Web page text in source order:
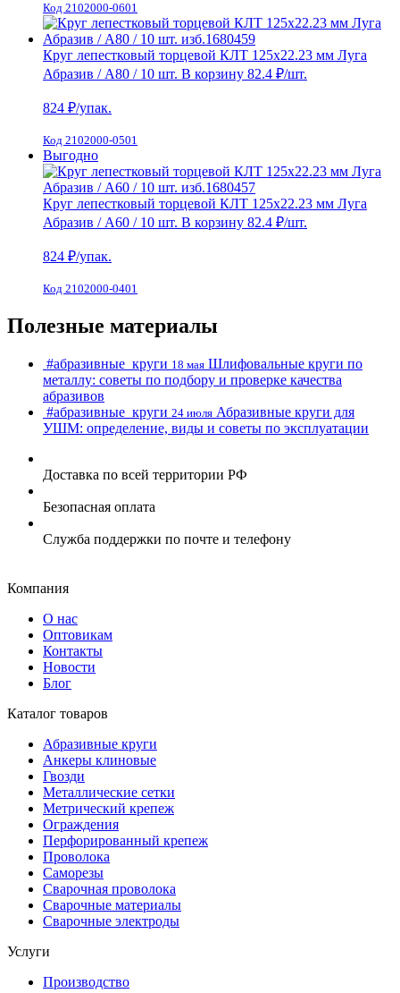
Код 2102000-0601
Круг лепестковый торцевой КЛТ 125х22.23 мм Луга
Абразив / А80 / 10 шт. В корзину 82.4 ₽/шт.
824 ₽/упак.
Код 2102000-0501
Выгодно
Круг лепестковый торцевой КЛТ 125х22.23 мм Луга
Абразив / А60 / 10 шт. В корзину 82.4 ₽/шт.
824 ₽/упак.
Код 2102000-0401
Полезные материалы
#абразивные_круги 18 мая Шлифовальные круги по
металлу: советы по подбору и проверке качества
абразивов
#абразивные_круги 24 июля Абразивные круги для
УШМ: определение, виды и советы по эксплуатации
Доставка по всей территории РФ
Безопасная оплата
Служба поддержки по почте и телефону
Компания
О нас
Оптовикам
Контакты
Новости
Блог
Каталог товаров
Абразивные круги
Анкеры клиновые
Гвозди
Металлические сетки
Метрический крепеж
Ограждения
Перфорированный крепеж
Проволока
Саморезы
Сварочная проволока
Сварочные материалы
Сварочные электроды
Услуги
Производство